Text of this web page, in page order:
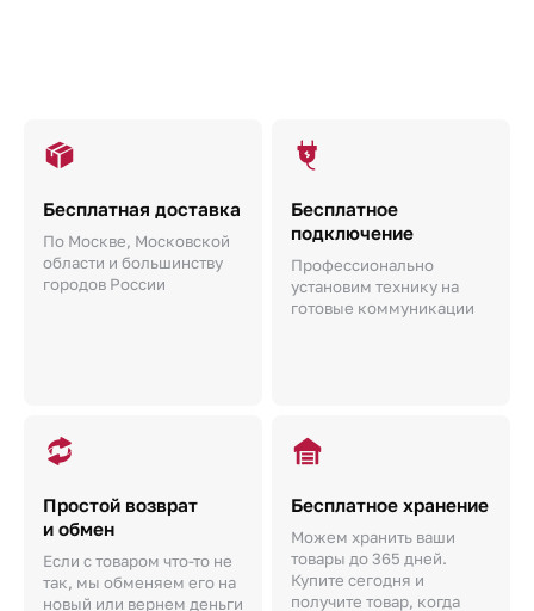
Бесплатная доставка
По Москве, Московской
области и большинству
городов России
Бесплатное
подключение
Профессионально
установим технику на
готовые коммуникации
Простой возврат
и обмен
Если с товаром что-то не
так, мы обменяем его на
новый или вернем деньги
Бесплатное хранение
Можем хранить ваши
товары до 365 дней.
Купите сегодня и
получите товар, когда